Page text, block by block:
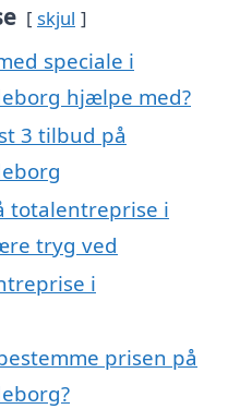
skjul
speciale i
hjælpe med?
3 tilbud på
totalentreprise i
tryg ved
i
prisen på